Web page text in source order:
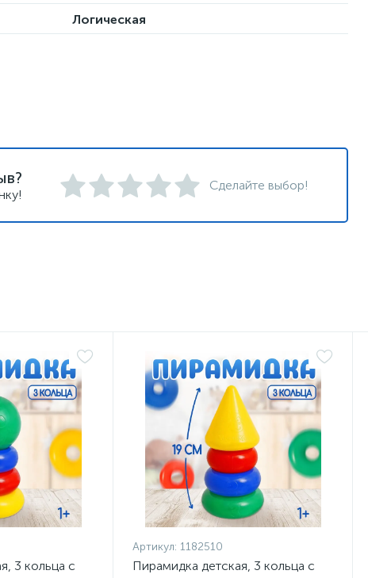
Логическая
Сделайте выбор!
3 кольца с
Артикул: 1182510
Пирамидка детская, 3 кольца с